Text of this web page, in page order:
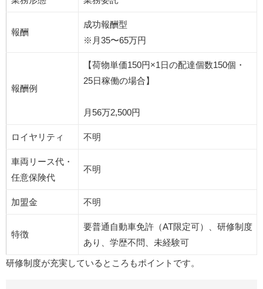
報酬
成功報酬型
※月35〜65万円
報酬例
【荷物単価150円×1日の配達個数150個・
25日稼働の場合】
月56万2,500円
ロイヤリティ 不明
車両リース代・
任意保険代
不明
加盟金 不明
特徴
要普通自動車免許（AT限定可）、研修制度
あり、学歴不問、未経験可
研修制度が充実しているところもポイントです。